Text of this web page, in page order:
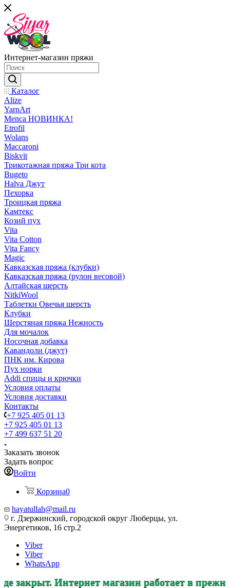
Интернет-магазин пряжи
Каталог
Alize
YarnArt
Menca НОВИНКА!
Etrofil
Wolans
Maccaroni
Biskvit
Трикотажная пряжа Три кота
Bugeto
Halva Джут
Пехорка
Троицкая пряжа
Камтекс
Козий пух
Vita
Vita Cotton
Vita Fancy
Magic
Кавказская пряжа (клубки)
Кавказская пряжа (рулон весовой)
Алтайская шерсть
NitkiWool
Таблетки Овечья шерсть
Клубки
Шерстяная пряжа Нежность
Для мочалок
Носочная добавка
Кавандоли (джут)
ПНК им. Кирова
Пух норки
Addi спицы и крючки
Условия оплаты
Условия доставки
Контакты
+7 925 405 01 13
+7 925 405 01 13
+7 499 637 51 20
Заказать звонок
Задать вопрос
Войти
Корзина0
hayatullah@mail.ru
г. Дзержинский, городской округ Люберцы, ул.
Энергетиков, 16 стр.2
Viber
Viber
WhatsApp
магазин работает в прежнем режиме,